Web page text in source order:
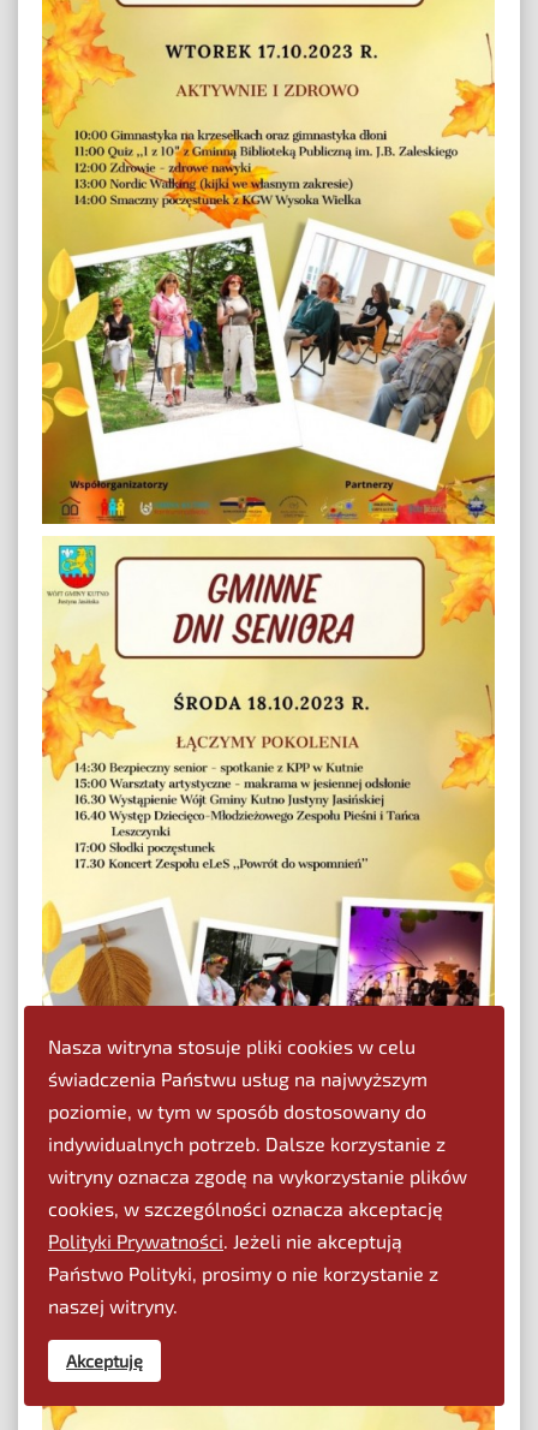
Autumn Season (5)
Autumn Season (6)
Nasza witryna stosuje pliki cookies w celu
świadczenia Państwu usług na najwyższym
poziomie, w tym w sposób dostosowany do
indywidualnych potrzeb. Dalsze korzystanie z
witryny oznacza zgodę na wykorzystanie plików
cookies, w szczególności oznacza akceptację
Polityki Prywatności. Jeżeli nie akceptują
Państwo Polityki, prosimy o nie korzystanie z
naszej witryny.
Akceptuję